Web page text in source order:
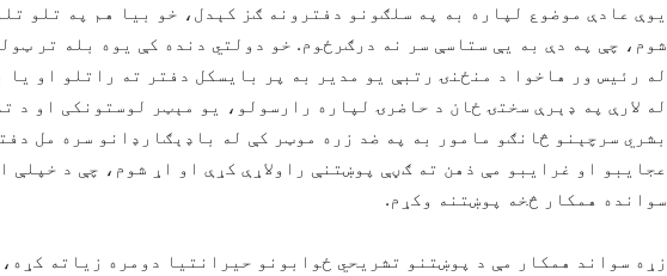
یوې عادې موضوع لپاره به په سلګونو دفترونه ګز کېدل، خو بیا هم په تلو
شوم، چې په دې به یې ستاسې سر نه درګرځوم. خو دولتي دنده کې یوه بله تر
له رئیس ور هاخوا د منځنۍ رتبې یو مدیر به پر بایسکل دفتر ته راتلو او یا
له لارې په ډېرې سختۍ ځان د حاضرۍ لپاره رارسولو، یو مېټر لوستونکی او د
بشري سرچېنو څانګو مامور به په ضد زره موټر کې له باډېګارډانو سره مل
عجایبو او غرایبو مې ذهن ته ګڼې پوښتنې راولاړې کړې او اړ شوم، چې د خپلې
سوانده همکار څخه پوښتنه وکړم.
زړه سواند همکار مې د پوښتنو تشریحي ځوابونو حیرانتیا دومره زیاته